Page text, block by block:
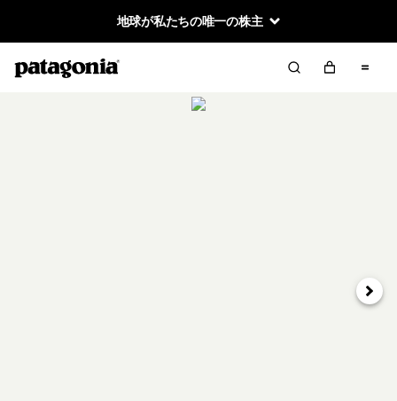
地球が私たちの唯一の株主
次へ